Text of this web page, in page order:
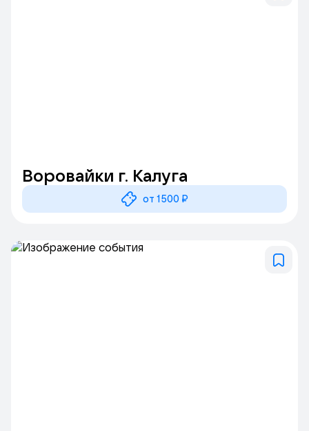
Воровайки г. Калуга
от 1500 ₽